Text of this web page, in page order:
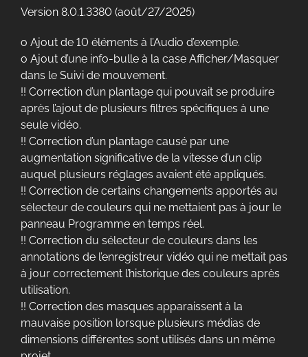
Version 8.0.1.3380 (août/27/2025)
o Ajout de 10 éléments à l’Audio d’exemple.
o Ajout d’une info-bulle à la case Afficher/Masquer
dans le Suivi de mouvement.
!! Correction d’un plantage qui pouvait se produire
après l’ajout de plusieurs filtres spécifiques à une
seule vidéo.
!! Correction d’un plantage causé par une
augmentation significative de la vitesse d’un clip
auquel plusieurs réglages avaient été appliqués.
!! Correction de certains changements apportés au
sélecteur de couleurs qui ne mettaient pas à jour le
panneau Programme en temps réel.
!! Correction du sélecteur de couleurs dans les
annotations de l’enregistreur vidéo qui ne mettait pas
à jour correctement l’historique des couleurs après
utilisation.
!! Correction des masques apparaissent à la
mauvaise position lorsque plusieurs médias de
dimensions différentes sont utilisés dans un même